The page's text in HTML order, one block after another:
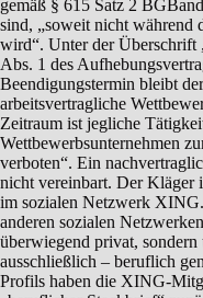
gemäß § 615 Satz 2
sind, „soweit nicht während
wird“. Unter der Überschrift
Abs. 1 des
Beendigungstermin bleibt
arbeitsvertragliche
Zeitraum ist jegliche
Wettbewerbsunternehmen
verboten“. Ein
nicht vereinbart. Der Kläger
im sozialen Netzwerk
anderen sozialen
überwiegend privat,
ausschließlich – beruflich
Profils haben die XING-